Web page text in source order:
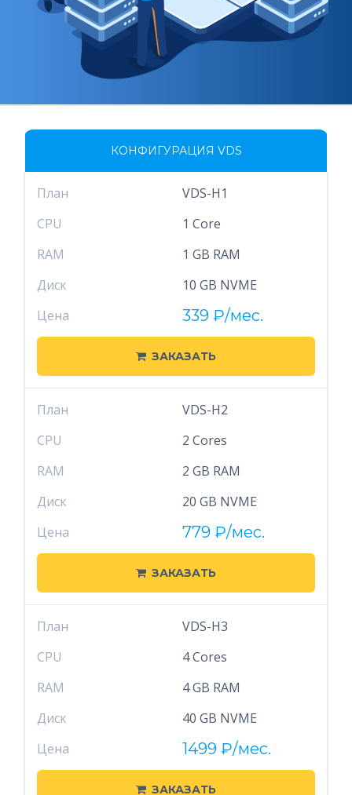
КОНФИГУРАЦИЯ VDS
План
VDS-H1
CPU
1 Core
RAM
1 GB RAM
Диск
10 GB NVME
Цена
339 ₽/мес.
ЗАКАЗАТЬ
План
VDS-H2
CPU
2 Cores
RAM
2 GB RAM
Диск
20 GB NVME
Цена
779 ₽/мес.
ЗАКАЗАТЬ
План
VDS-H3
CPU
4 Cores
RAM
4 GB RAM
Диск
40 GB NVME
Цена
1499 ₽/мес.
ЗАКАЗАТЬ